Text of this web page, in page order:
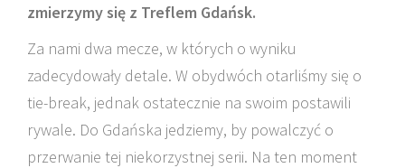
zmierzymy się z Treflem Gdańsk.
Za nami dwa mecze, w których o wyniku
zadecydowały detale. W obydwóch otarliśmy się o
tie-break, jednak ostatecznie na swoim postawili
rywale. Do Gdańska jedziemy, by powalczyć o
przerwanie tej niekorzystnej serii. Na ten moment